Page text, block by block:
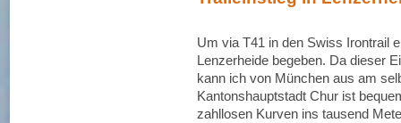
Um via T41 in den Swiss Irontrail
Lenzerheide begeben. Da dieser
kann ich von München aus am
Kantonshauptstadt Chur ist
zahllosen Kurven ins tausend